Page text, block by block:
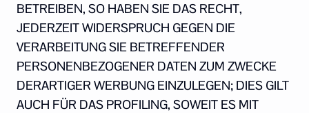
BETREIBEN, SO HABEN SIE DAS RECHT,
JEDERZEIT WIDERSPRUCH GEGEN DIE
VERARBEITUNG SIE BETREFFENDER
PERSONENBEZOGENER DATEN ZUM ZWECKE
DERARTIGER WERBUNG EINZULEGEN; DIES GILT
AUCH FÜR DAS PROFILING, SOWEIT ES MIT